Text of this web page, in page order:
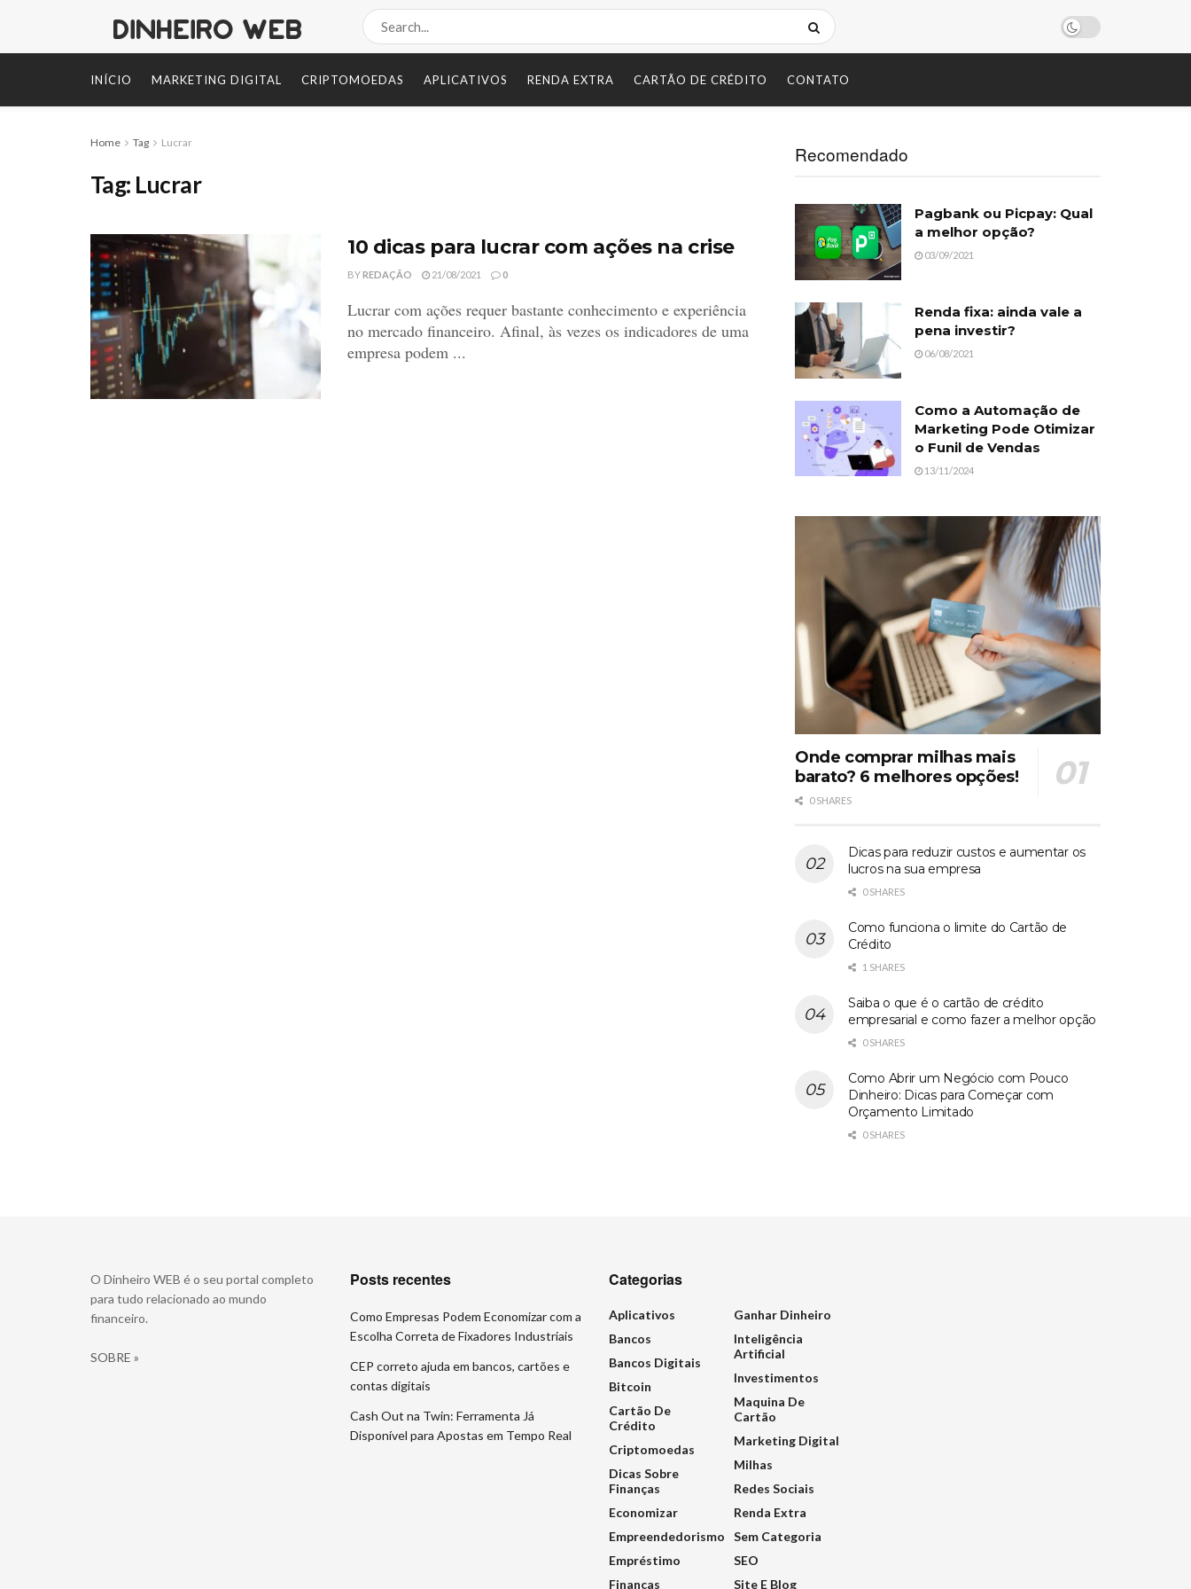
INÍCIO MARKETING DIGITAL CRIPTOMOEDAS APLICATIVOS RENDA EXTRA CARTÃO DE CRÉDITO CONTATO
Home Tag Lucrar
Tag: Lucrar
10 dicas para lucrar com ações na crise
BYREDAÇÃO 21/08/2021 0
Lucrar com ações requer bastante conhecimento e experiência
no mercado financeiro. Afinal, às vezes os indicadores de uma
empresa podem ...
Recomendado
Pagbank ou Picpay: Qual
a melhor opção?
03/09/2021
Renda fixa: ainda vale a
pena investir?
06/08/2021
Como a Automação de
Marketing Pode Otimizar
o Funil de Vendas
13/11/2024
Onde comprar milhas mais
barato? 6 melhores opções!
0 SHARES
Dicas para reduzir custos e aumentar os
lucros na sua empresa
0 SHARES
Como funciona o limite do Cartão de
Crédito
1 SHARES
Saiba o que é o cartão de crédito
empresarial e como fazer a melhor opção
0 SHARES
Como Abrir um Negócio com Pouco
Dinheiro: Dicas para Começar com
Orçamento Limitado
0 SHARES
O Dinheiro WEB é o seu portal completo
para tudo relacionado ao mundo
financeiro.
SOBRE »
Posts recentes
Como Empresas Podem Economizar com a
Escolha Correta de Fixadores Industriais
CEP correto ajuda em bancos, cartões e
contas digitais
Cash Out na Twin: Ferramenta Já
Disponível para Apostas em Tempo Real
Categorias
Aplicativos
Bancos
Bancos Digitais
Bitcoin
Cartão De
Crédito
Criptomoedas
Dicas Sobre
Finanças
Economizar
Empreendedorismo
Empréstimo
Finanças
Ganhar Dinheiro
Inteligência
Artificial
Investimentos
Maquina De
Cartão
Marketing Digital
Milhas
Redes Sociais
Renda Extra
Sem Categoria
SEO
Site E Blog